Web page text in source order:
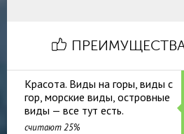
Красота. Виды на горы, виды с
гор, морские виды, островные
виды — все тут есть.
считают 25%